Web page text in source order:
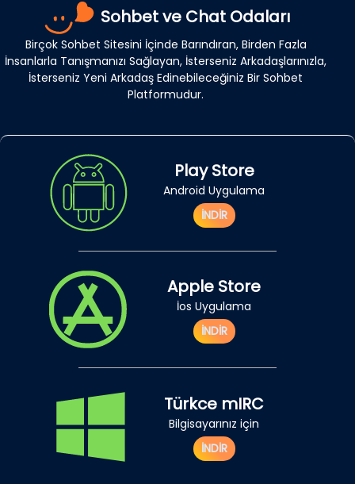
Sohbet ve Chat Odaları
Birçok Sohbet Sitesini İçinde Barındıran, Birden Fazla
İnsanlarla Tanışmanızı Sağlayan, İsterseniz Arkadaşlarınızla,
İsterseniz Yeni Arkadaş Edinebileceğiniz Bir Sohbet
Platformudur.
Play Store
Android Uygulama
İNDİR
Apple Store
İos Uygulama
İNDİR
Türkce mIRC
Bilgisayarınız için
İNDİR